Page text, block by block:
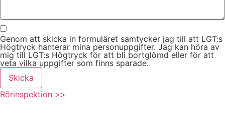
Genom att skicka in formuläret samtycker jag till att LGT:s
Högtryck hanterar mina personuppgifter. Jag kan höra av
mig till LGT:s Högtryck för att bli bortglömd eller för att
veta vilka uppgifter som finns sparade.
Skicka
Rörinspektion >>